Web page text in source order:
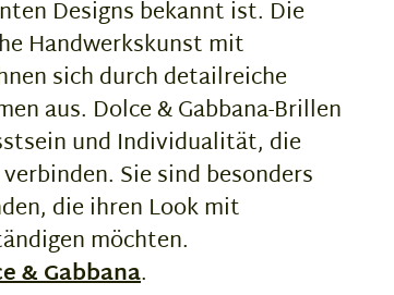
Designs bekannt ist. Die
Handwerkskunst mit
sich durch detailreiche
aus. Dolce & Gabbana-Brillen
und Individualität, die
Sie sind besonders
die ihren Look mit
möchten.
& Gabbana.